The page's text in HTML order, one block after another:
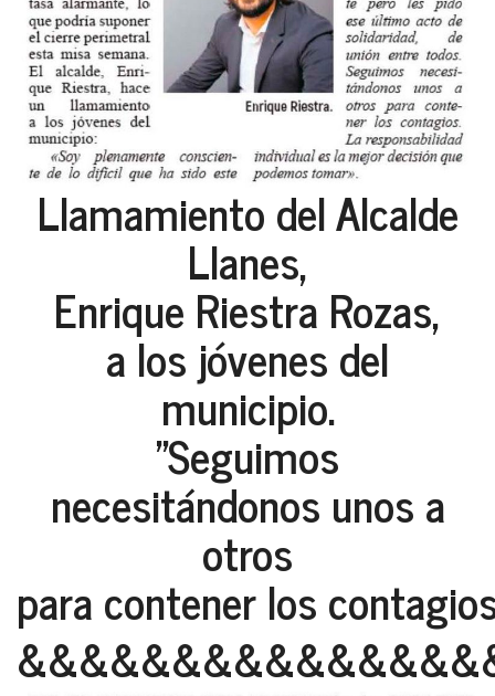
Llamamiento del Alcalde
Llanes,
Enrique Riestra Rozas,
a los jóvenes del
municipio.
"Seguimos
necesitándonos unos a
otros
para contener los